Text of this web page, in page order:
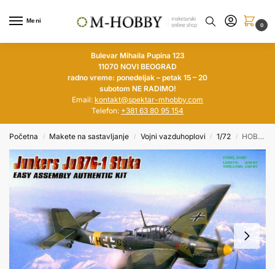
Meni
0
Bulevar Mihaila Pupina 123
11070 NOVI BEOGRAD
radno vreme: ponedeljak – petak 15 – 20
subotom NE RADIMO!
Email: kontakt@spektar-mhobby.com
Telefon: +381 63 80 95 154
Početna / Makete na sastavljanje / Vojni vazduhoplovi / 1/72 / HOBBY BOSS 1/72 Junkers Ju 87G-1 Stuka